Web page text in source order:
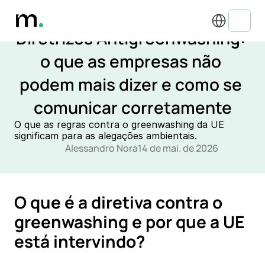
Diretrizes Antigreenwashing:
o que as empresas não
podem mais dizer e como se
comunicar corretamente
O que as regras contra o greenwashing da UE
significam para as alegações ambientais.
Alessandro Nora14 de mai. de 2026
O que é a diretiva contra o
greenwashing e por que a UE
está intervindo?
Select Language